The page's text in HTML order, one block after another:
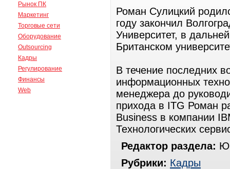
Рынок ПК
Маркетинг
Торговые сети
Оборудование
Outsourcing
Кадры
Регулирование
Финансы
Web
Роман Сулицкий
году закончил
Университет, в
Британском
В течение последних
информационных
менеджера до
прихода в ITG Роман
Business в компании
Технологических
Редактор раздела:
Рубрики: Кадры